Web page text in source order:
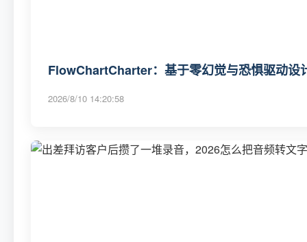
FlowChartCharter：基于零幻觉与恐惧驱动设
2026/8/10 14:20:58